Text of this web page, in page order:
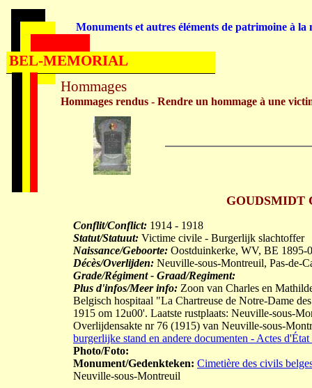
GOUDSMIDT
Conflit/Conflict: 1914 - 1918
Statut/Statuut: Victime civile - Burgerlijk slachtoffer
Naissance/Geboorte: Oostduinkerke, WV, BE 1895-
Décès/Overlijden: Neuville-sous-Montreuil, Pas-de-
Grade/Régiment - Graad/Regiment:
Plus d'infos/Meer info: Zoon van Charles en
Belgisch hospitaal "La Chartreuse de Notre-Dame
1915 om 12u00'. Laatste rustplaats: Neuville-sous-
Overlijdensakte nr 76 (1915) van Neuville-sous-
burgerlijke stand en andere documenten - Actes
Photo/Foto:
Monument/Gedenkteken: Cimetière des civils
Neuville-sous-Montreuil
Hommages
Hommages rendus - Rendre un hommage à une
Monuments et autres éléments de patrimoine à la
BEL-MEMORIAL